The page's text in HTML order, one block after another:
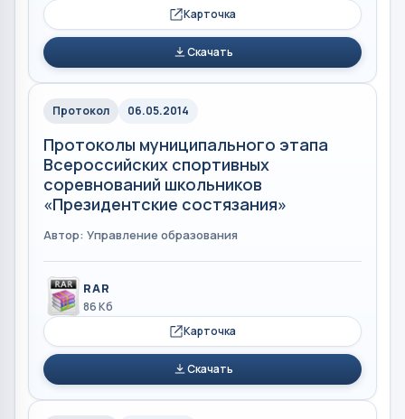
Карточка
Скачать
Протокол 06.05.2014
Протоколы муниципального этапа
Всероссийских спортивных
соревнований школьников
«Президентские состязания»
Автор: Управление образования
RAR
86 Кб
Карточка
Скачать